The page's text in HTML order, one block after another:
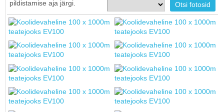
pildistamise aja järgi.